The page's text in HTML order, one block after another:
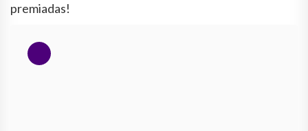
premiadas!